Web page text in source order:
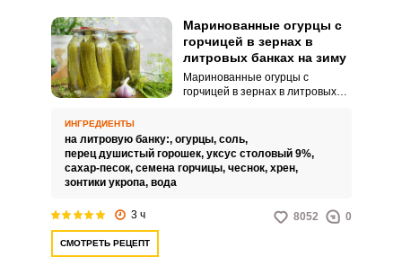
Маринованные огурцы с
горчицей в зернах в
литровых банках на зиму
Маринованные огурцы с
горчицей в зернах в литровых
аппетитными. Приготовить
зимнюю консервацию сможет
даже неопытная хозяйка.
ИНГРЕДИЕНТЫ
на литровую банку:, огурцы, соль,
перец душистый горошек, уксус столовый 9%,
сахар-песок, семена горчицы, чеснок, хрен,
зонтики укропа, вода
3 ч 8052 0
СМОТРЕТЬ РЕЦЕПТ